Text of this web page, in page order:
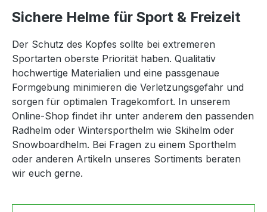
Sichere Helme für Sport & Freizeit
Der Schutz des Kopfes sollte bei extremeren
Sportarten oberste Priorität haben. Qualitativ
hochwertige Materialien und eine passgenaue
Formgebung minimieren die Verletzungsgefahr und
sorgen für optimalen Tragekomfort. In unserem
Online-Shop findet ihr unter anderem den passenden
Radhelm oder Wintersporthelm wie Skihelm oder
Snowboardhelm. Bei Fragen zu einem Sporthelm
oder anderen Artikeln unseres Sortiments beraten
wir euch gerne.